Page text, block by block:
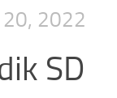
20, 2022
SD